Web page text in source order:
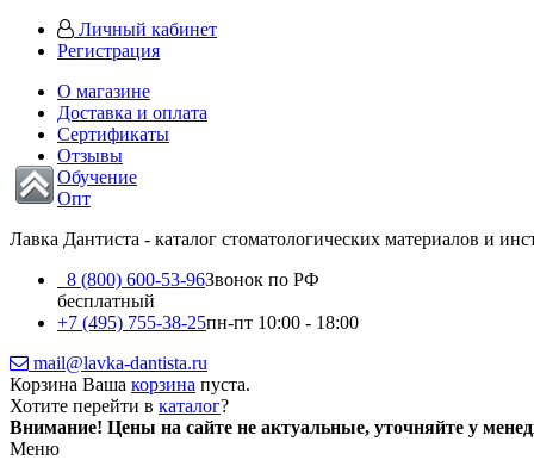
Личный кабинет
Регистрация
О магазине
Доставка и оплата
Сертификаты
Отзывы
Обучение
Опт
Лавка Дантиста - каталог стоматологических материалов и
8 (800) 600-53-96Звонок по РФ
бесплатный
+7 (495) 755-38-25пн-пт 10:00 - 18:00
mail@lavka-dantista.ru
Корзина Ваша корзина пуста.
Хотите перейти в каталог?
Внимание! Цены на сайте не актуальные, уточняйте у
Меню